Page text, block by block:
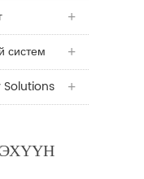
систем
Solutions